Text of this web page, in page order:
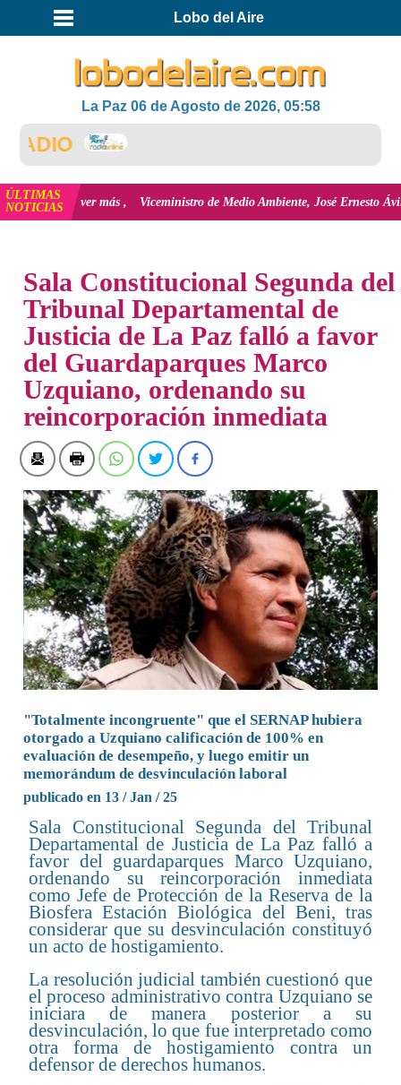
Lobo del Aire
La Paz 06 de Agosto de 2026, 05:58
ÚLTIMAS
NOTICIAS
ver más Viceministro de Medio Ambiente, José Ernesto Ávila: "la
Sala Constitucional Segunda del
Tribunal Departamental de
Justicia de La Paz falló a favor
del Guardaparques Marco
Uzquiano, ordenando su
reincorporación inmediata
"Totalmente incongruente" que el SERNAP hubiera
otorgado a Uzquiano calificación de 100% en
evaluación de desempeño, y luego emitir un
memorándum de desvinculación laboral
publicado en 13 / Jan / 25
Sala Constitucional Segunda del Tribunal
Departamental de Justicia de La Paz falló a
favor del guardaparques Marco Uzquiano,
ordenando su reincorporación inmediata
como Jefe de Protección de la Reserva de la
Biosfera Estación Biológica del Beni, tras
considerar que su desvinculación constituyó
un acto de hostigamiento.
La resolución judicial también cuestionó que
el proceso administrativo contra Uzquiano se
iniciara de manera posterior a su
desvinculación, lo que fue interpretado como
otra forma de hostigamiento contra un
defensor de derechos humanos.